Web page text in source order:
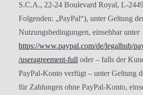
S.C.A., 22-24 Boulevard Royal, L-
Folgenden: „PayPal“), unter Geltung
Nutzungsbedingungen, einsehbar unter
https://www.paypal.com/de/legalhub/
/useragreement-full oder – falls der
PayPal-Konto verfügt – unter Geltung
für Zahlungen ohne PayPal-Konto,